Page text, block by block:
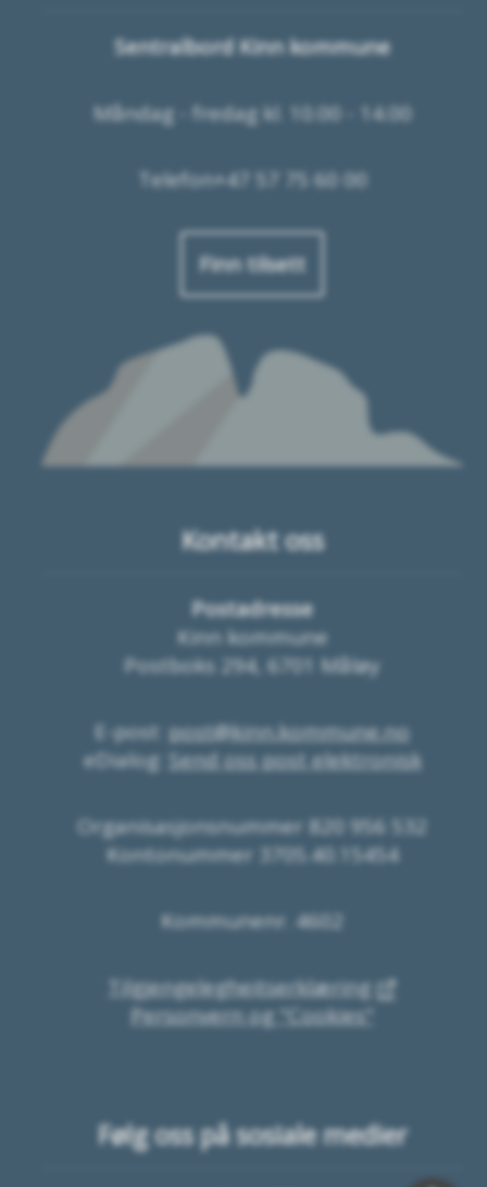
Sentralbord Kinn kommune
Måndag - fredag kl. 10.00 - 14.00
Telefon+47 57 75 60 00
Finn tilsett
Kontakt oss
Postadresse
Kinn kommune
Postboks 294, 6701 Måløy
E-post: post@kinn.kommune.no
eDialog: Send oss post elektronisk
Organisasjonsnummer 820 956 532
Kontonummer 3705.40.15454
Kommunenr. 4602
Tilgjengelegheitserklæring
Personvern og "Cookies"
Følg oss på sosiale medier